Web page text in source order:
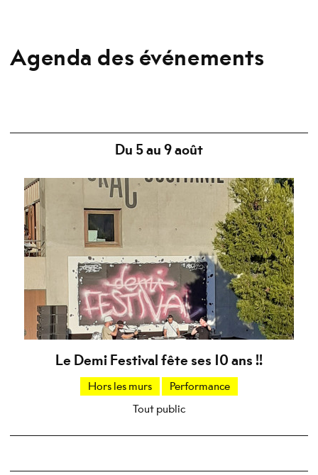
Agenda des événements
Du 5 au 9 août
Le Demi Festival fête ses 10 ans !!
Hors les murs
Performance
Tout public